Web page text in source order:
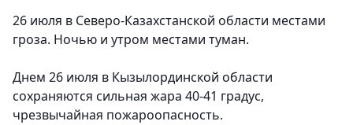
26 июля в Северо-Казахстанской области местами
гроза. Ночью и утром местами туман.
Днем 26 июля в Кызылординской области
сохраняются сильная жара 40-41 градус,
чрезвычайная пожароопасность.